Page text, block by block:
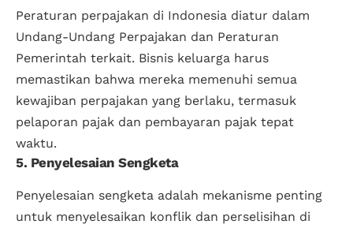
Peraturan perpajakan di Indonesia diatur dalam
Undang-Undang Perpajakan dan Peraturan
Pemerintah terkait. Bisnis keluarga harus
memastikan bahwa mereka memenuhi semua
kewajiban perpajakan yang berlaku, termasuk
pelaporan pajak dan pembayaran pajak tepat
waktu.
5. Penyelesaian Sengketa
Penyelesaian sengketa adalah mekanisme penting
untuk menyelesaikan konflik dan perselisihan di